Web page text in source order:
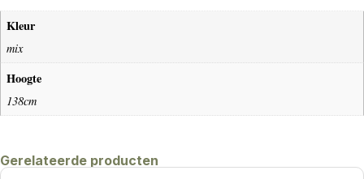
Kleur
mix
Hoogte
138cm
Gerelateerde producten